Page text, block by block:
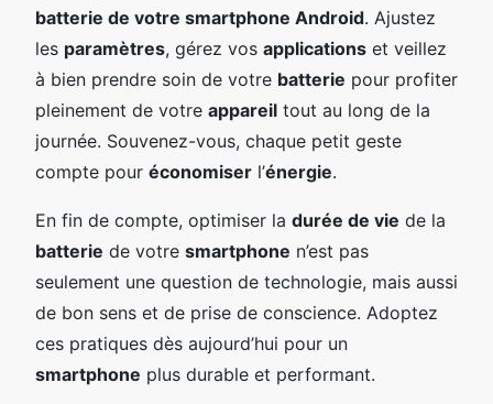
batterie de votre smartphone Android. Ajustez
les paramètres, gérez vos applications et veillez
à bien prendre soin de votre batterie pour profiter
pleinement de votre appareil tout au long de la
journée. Souvenez-vous, chaque petit geste
compte pour économiser l’énergie.
En fin de compte, optimiser la durée de vie de la
batterie de votre smartphone n’est pas
seulement une question de technologie, mais aussi
de bon sens et de prise de conscience. Adoptez
ces pratiques dès aujourd’hui pour un
smartphone plus durable et performant.